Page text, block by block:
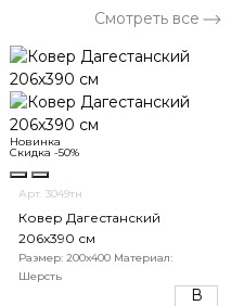
Смотреть все
Новинка
Скидка -50%
Арт. 3049тн
Ковер Дагестанский
206x390 см
Размер: 200х400 Материал:
Шерсть
В